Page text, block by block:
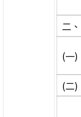
二、
(一)
(二)